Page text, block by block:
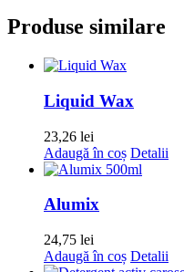
Produse similare
Liquid Wax
23,26 lei
Adaugă în coș Detalii
Alumix
24,75 lei
Adaugă în coș Detalii